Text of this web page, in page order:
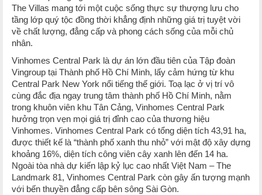
The Villas mang tới một cuộc sống thực sự thượng lưu cho
tầng lớp quý tộc đồng thời khẳng định những giá trị tuyệt vời
về chất lượng, đẳng cấp và phong cách sống của mỗi chủ
nhân.
Vinhomes Central Park là dự án lớn đầu tiên của Tập đoàn
Vingroup tại Thành phố Hồ Chí Minh, lấy cảm hứng từ khu
Central Park New York nổi tiếng thế giới. Toạ lạc ở vị trí vô
cùng đắc địa ngay trung tâm thành phố Hồ Chí Minh, nằm
trong khuôn viên khu Tân Cảng, Vinhomes Central Park
hưởng trọn vẹn mọi giá trị đỉnh cao của thương hiệu
Vinhomes. Vinhomes Central Park có tổng diện tích 43,91 ha,
được thiết kế là “thành phố xanh thu nhỏ” với mật độ xây dựng
khoảng 16%, diện tích công viên cây xanh lên đến 14 ha.
Ngoài tòa nhà dự kiến lập kỷ lục cao nhất Việt Nam – The
Landmark 81, Vinhomes Central Park còn gây ấn tượng mạnh
với bến thuyền đẳng cấp bên sông Sài Gòn.